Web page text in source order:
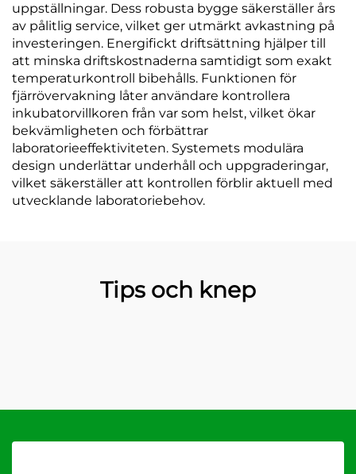
uppställningar. Dess robusta bygge säkerställer års
av pålitlig service, vilket ger utmärkt avkastning på
investeringen. Energifickt driftsättning hjälper till
att minska driftskostnaderna samtidigt som exakt
temperaturkontroll bibehålls. Funktionen för
fjärrövervakning låter användare kontrollera
inkubatorvillkoren från var som helst, vilket ökar
bekvämligheten och förbättrar
laboratorieeffektiviteten. Systemets modulära
design underlättar underhåll och uppgraderingar,
vilket säkerställer att kontrollen förblir aktuell med
utvecklande laboratoriebehov.
Tips och knep